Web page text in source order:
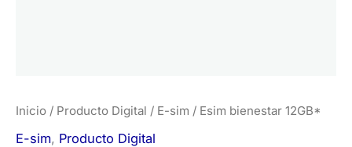
Inicio / Producto Digital / E-sim / Esim bienestar 12GB*
E-sim, Producto Digital